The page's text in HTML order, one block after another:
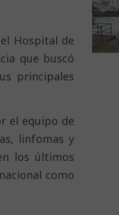
Hospital de
que buscó
principales
el equipo de
linfomas y
los últimos
como